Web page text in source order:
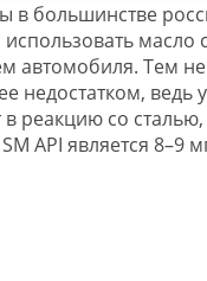
в большинстве
автомобиля. Тем
недостатком,
в реакцию со
API является 8–9